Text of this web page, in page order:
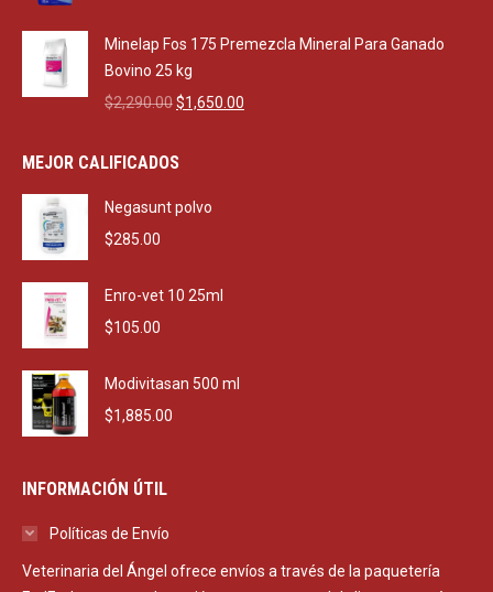
was:
$470.00.
is:
Minelap Fos 175 Premezcla Mineral Para Ganado
Bovino 25 kg
$2,290.00Original
was:
$1,650.00
MEJOR CALIFICADOS
Negasunt polvo
$285.00
Enro-vet 10 25ml
$105.00
Modivitasan 500 ml
$1,885.00
INFORMACIÓN ÚTIL
Políticas de Envío
Veterinaria del Ángel ofrece envíos a través de la paquetería